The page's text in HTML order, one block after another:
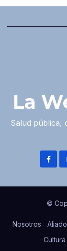
La
Salud pública,
©
Nosotros
Cultura